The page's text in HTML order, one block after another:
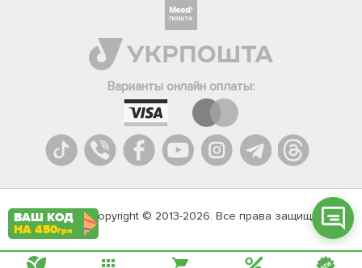
Варианты онлайн оплаты:
Agromarket.Copyright © 2013-2026. Все права защищены
Телеграм
Вайбер
Онлайн чат
ВАШ КОД
НА 450грн